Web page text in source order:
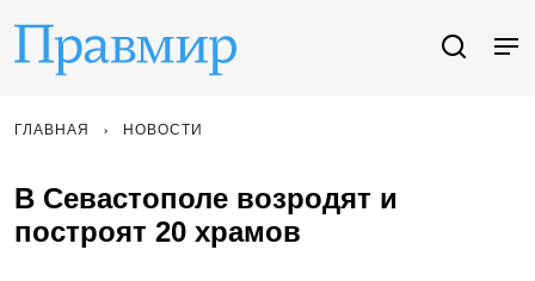
ГЛАВНАЯ НОВОСТИ
В Севастополе возродят и
построят 20 храмов